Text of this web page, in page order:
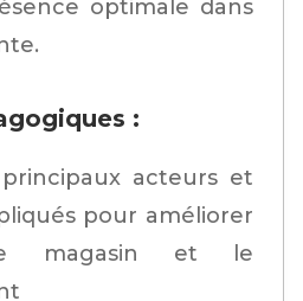
optimale dans
:
acteurs et
pour améliorer
magasin et le